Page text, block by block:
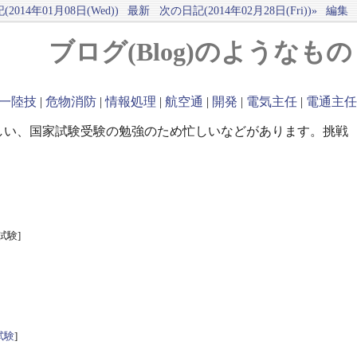
(2014年01月08日(Wed)) 最新 次の日記(2014年02月28日(Fri))» 編集
ブログ(Blog)のようなもの
陸技 | 危物消防 |情報処理 | 航空通 | 開発 | 電気主任 | 電通主任
、国家試験受験の勉強のため忙しいなどがあります。挑戦
験]
験]